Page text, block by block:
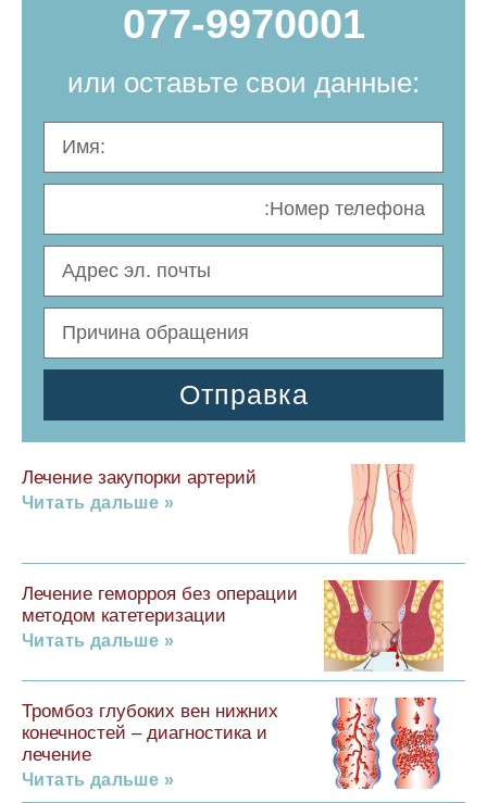
077-9970001
или оставьте свои данные:
Отправка
Лечение закупорки артерий
Читать дальше »
Лечение геморроя без операции
методом катетеризации
Читать дальше »
Тромбоз глубоких вен нижних
конечностей – диагностика и
лечение
Читать дальше »